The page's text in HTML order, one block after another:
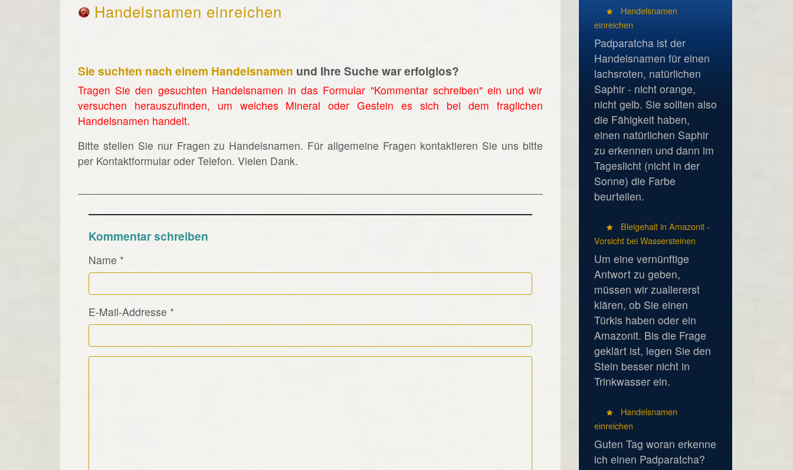
Handelsnamen einreichen
Sie suchten nach einem Handelsnamen und Ihre Suche war erfolglos?
Tragen Sie den gesuchten Handelsnamen in das Formular "Kommentar schreiben" ein und wir
versuchen herauszufinden, um welches Mineral oder Gestein es sich bei dem fraglichen
Handelsnamen handelt.
Bitte stellen Sie nur Fragen zu Handelsnamen. Für allgemeine Fragen kontaktieren Sie uns bitte
per Kontaktformular oder Telefon. Vielen Dank.
Kommentar schreiben
Name *
E-Mail-Addresse *
Kommentar Text
Handelsnamen
einreichen
Padparatcha ist der
Handelsnamen für einen
lachsroten, natürlichen
Saphir - nicht orange,
nicht gelb. Sie sollten also
die Fähigkeit haben,
einen natürlichen Saphir
zu erkennen und dann im
Tageslicht (nicht in der
Sonne) die Farbe
beurteilen.
Bleigehalt in Amazonit -
Vorsicht bei Wassersteinen
Um eine vernünftige
Antwort zu geben,
müssen wir zuallererst
klären, ob Sie einen
Türkis haben oder ein
Amazonit. Bis die Frage
geklärt ist, legen Sie den
Stein besser nicht in
Trinkwasser ein.
Handelsnamen
einreichen
Guten Tag woran erkenne
ich einen Padparatcha?